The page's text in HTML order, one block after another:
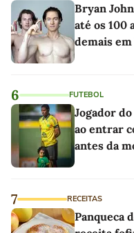
Bryan
até os 100
demais
6 FUTEBOL
Jogador
ao entrar
antes da
7 RECEITAS
Panqueca